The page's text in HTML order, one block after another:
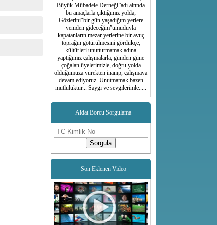
Büyük Mübadele Derneği”adı altında
bu amaçlarla çıktığımız yolda;
Gözlerini“bir gün yaşadığım yerlere
yeniden gideceğim”umuduyla
kapatanların mezar yerlerine bir avuç
toprağın götürülmesini gördükçe,
kültürleri unutturmamak adına
yaptığımız çalışmalarla, günden güne
çoğalan üyelerimizle, doğru yolda
olduğumuza yürekten inanıp, çalışmaya
devam ediyoruz. Unutmamak bazen
mutluluktur... Saygı ve sevgilerimle.....
Aidat Borcu Sorgulama
Sorgula
Son Eklenen Video